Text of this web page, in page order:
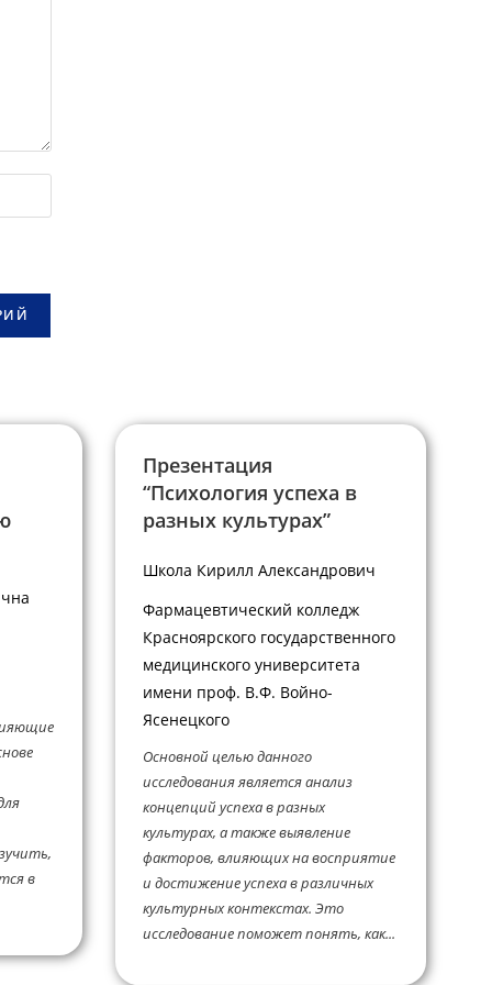
в
Презентация
“Психология успеха в
разных культурах”
Школа Кирилл Александрович
Фармацевтический колледж
Красноярского государственного
медицинского университета
имени проф. В.Ф. Войно-
Ясенецкого
Основной целью данного
исследования является анализ
концепций успеха в разных
культурах, а также выявление
факторов, влияющих на восприятие
и достижение успеха в различных
культурных контекстах. Это
исследование поможет понять, как...